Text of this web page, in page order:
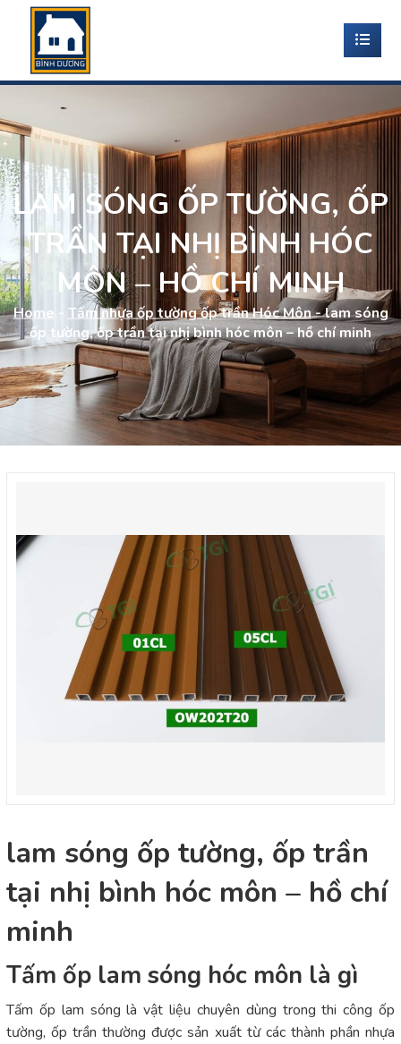
LAM SÓNG ỐP TƯỜNG, ỐP
TRẦN TẠI NHỊ BÌNH HÓC
MÔN – HỒ CHÍ MINH
Home - Tấm nhựa ốp tường ốp trần Hóc Môn-lam sóng
ốp tường, ốp trần tại nhị bình hóc môn – hồ chí minh
lam sóng ốp tường, ốp trần
tại nhị bình hóc môn – hồ chí
minh
Tấm ốp lam sóng hóc môn là gì
Tấm ốp lam sóng là vật liệu chuyên dùng trong thi công ốp
tường, ốp trần thường được sản xuất từ các thành phần nhựa